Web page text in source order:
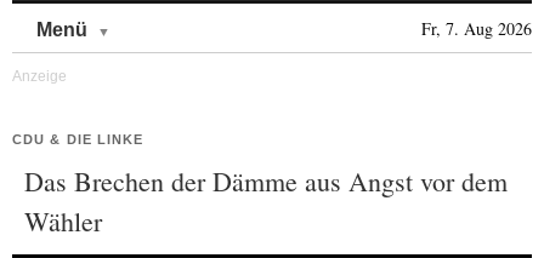
Menü Fr, 7. Aug 2026
CDU & DIE LINKE
Das Brechen der Dämme aus Angst vor dem
Wähler